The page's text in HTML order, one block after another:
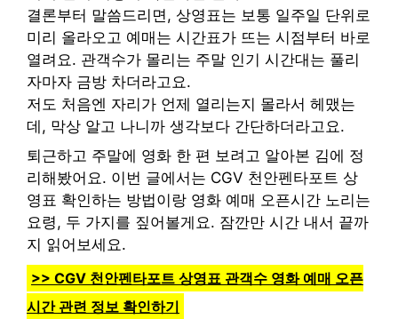
결론부터 말씀드리면, 상영표는 보통 일주일 단위로
미리 올라오고 예매는 시간표가 뜨는 시점부터 바로
열려요. 관객수가 몰리는 주말 인기 시간대는 풀리
자마자 금방 차더라고요.
저도 처음엔 자리가 언제 열리는지 몰라서 헤맸는
데, 막상 알고 나니까 생각보다 간단하더라고요.
퇴근하고 주말에 영화 한 편 보려고 알아본 김에 정
리해봤어요. 이번 글에서는 CGV 천안펜타포트 상
영표 확인하는 방법이랑 영화 예매 오픈시간 노리는
요령, 두 가지를 짚어볼게요. 잠깐만 시간 내서 끝까
지 읽어보세요.
>> CGV 천안펜타포트 상영표 관객수 영화 예매 오픈
시간 관련 정보 확인하기